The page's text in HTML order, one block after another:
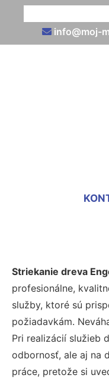
info@moj-
Striekanie dreva
profesionálne,
služby, ktoré sú
požiadavkám.
Pri realizácií služieb
odbornosť, ale aj na
práce, pretože si